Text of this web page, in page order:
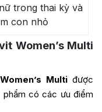
trong thai kỳ và
con nhỏ
Women’s Multi
Multi được
phẩm có các ưu điểm